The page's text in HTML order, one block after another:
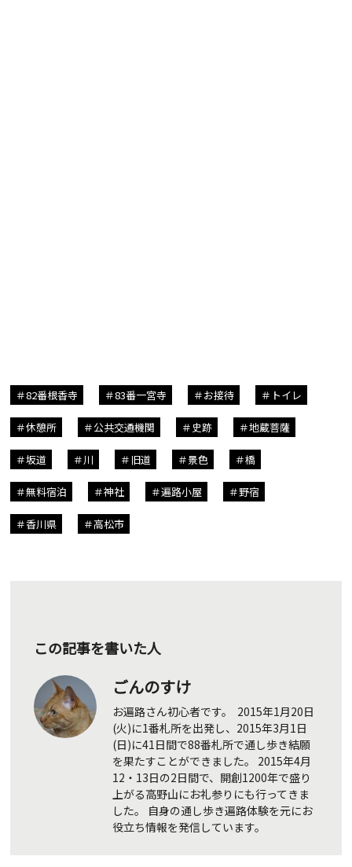
82番根香寺 83番一宮寺 お接待 トイレ
休憩所 公共交通機関 史跡 地蔵菩薩
坂道 川 旧道 景色 橋
無料宿泊 神社 遍路小屋 野宿
香川県 高松市
この記事を書いた人
ごんのすけ
お遍路さん初心者です。 2015年1月20日
(火)に1番札所を出発し、2015年3月1日
(日)に41日間で88番札所で通し歩き結願
を果たすことができました。 2015年4月
12・13日の2日間で、開創1200年で盛り
上がる高野山にお礼参りにも行ってきま
した。 自身の通し歩き遍路体験を元にお
役立ち情報を発信しています。